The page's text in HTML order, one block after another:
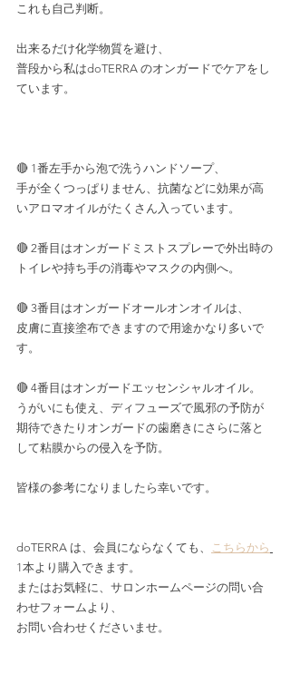
これも自己判断。
出来るだけ化学物質を避け、
普段から私はdoTERRA のオンガードでケアをし
ています。
🔴 1番左手から泡で洗うハンドソープ、
手が全くつっぱりません、抗菌などに効果が高
いアロマオイルがたくさん入っています。
🔴 2番目はオンガードミストスプレーで外出時の
トイレや持ち手の消毒やマスクの内側へ。
🔴 3番目はオンガードオールオンオイルは、
皮膚に直接塗布できますので用途かなり多いで
す。
🔴 4番目はオンガードエッセンシャルオイル。
うがいにも使え、ディフューズで風邪の予防が
期待できたりオンガードの歯磨きにさらに落と
して粘膜からの侵入を予防。
皆様の参考になりましたら幸いです。
doTERRA は、会員にならなくても、
こちらから
1本より購入できます。
またはお気軽に、サロンホームページの問い合
わせフォームより、
お問い合わせくださいませ。